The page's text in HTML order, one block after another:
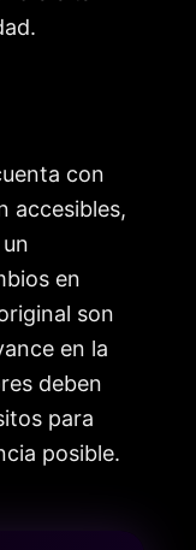
con
accesibles,
en
son
en la
deben
para
posible.